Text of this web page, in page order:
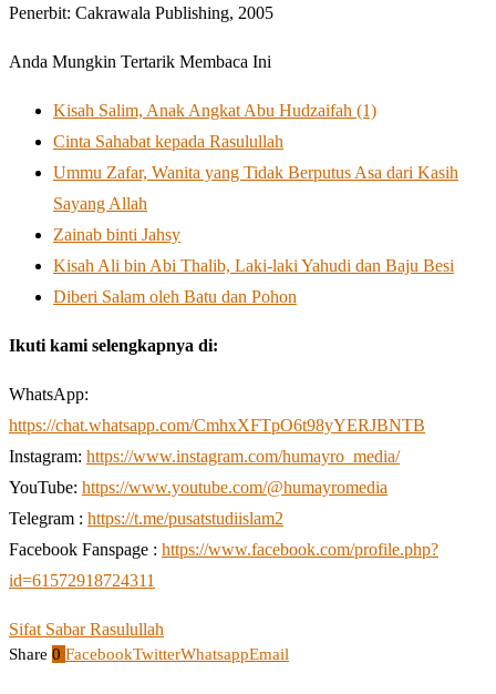
Penerbit: Cakrawala Publishing, 2005
Anda Mungkin Tertarik Membaca Ini
Kisah Salim, Anak Angkat Abu Hudzaifah (1)
Cinta Sahabat kepada Rasulullah
Ummu Zafar, Wanita yang Tidak Berputus Asa dari Kasih
Sayang Allah
Zainab binti Jahsy
Kisah Ali bin Abi Thalib, Laki-laki Yahudi dan Baju Besi
Diberi Salam oleh Batu dan Pohon
Ikuti kami selengkapnya di:
WhatsApp:
https://chat.whatsapp.com/CmhxXFTpO6t98yYERJBNTB
Instagram: https://www.instagram.com/humayro_media/
YouTube: https://www.youtube.com/@humayromedia
Telegram : https://t.me/pusatstudiislam2
Facebook Fanspage : https://www.facebook.com/profile.php?
id=61572918724311
Sifat Sabar Rasulullah
Share 0 FacebookTwitterWhatsappEmail